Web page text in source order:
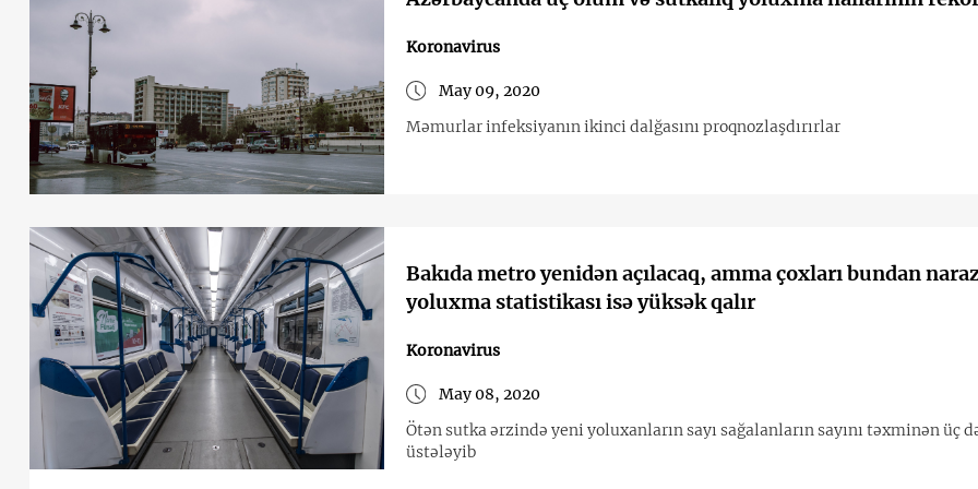
Koronavirus
May 09, 2020
Məmurlar infeksiyanın ikinci dalğasını proqnozlaşdırırlar
Bakıda metro yenidən açılacaq, amma çoxları bundan
yoluxma statistikası isə yüksək qalır
Koronavirus
May 08, 2020
Ötən sutka ərzində yeni yoluxanların sayı sağalanların sayını təxminən üç
üstələyib